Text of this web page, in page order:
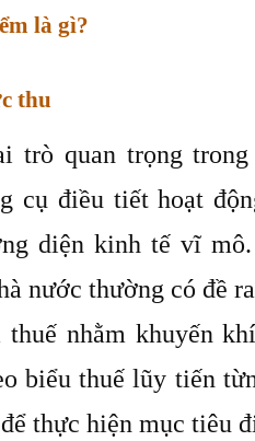
là gì?
thu
trò quan trọng
cụ điều tiết hoạt
diện kinh tế vĩ
nước thường có đề
nhằm khuyến
biểu thuế lũy tiến
thực hiện mục tiêu